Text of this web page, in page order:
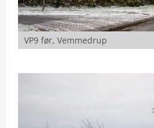
VP9 før, Vemmedrup